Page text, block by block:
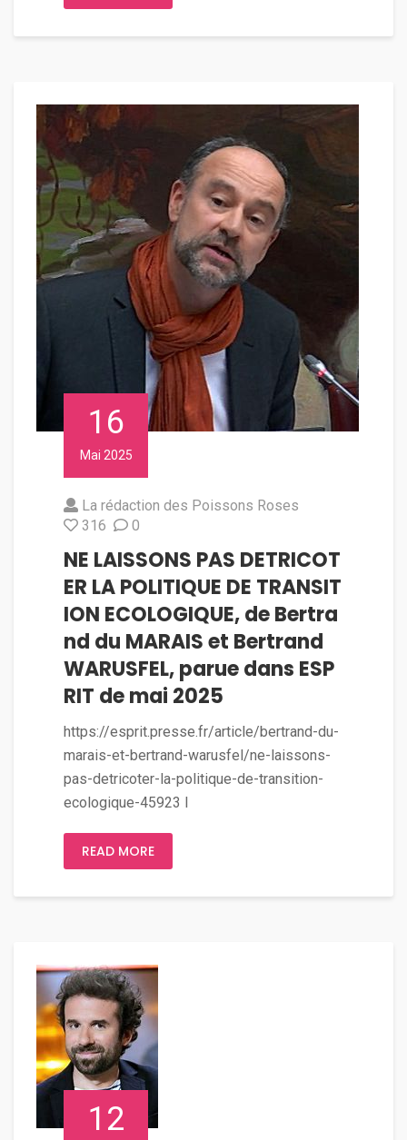
16
Mai 2025
La rédaction des Poissons Roses
316
0
NE LAISSONS PAS DETRICOT
ER LA POLITIQUE DE TRANSIT
ION ECOLOGIQUE, de Bertra
nd du MARAIS et Bertrand
WARUSFEL, parue dans ESP
RIT de mai 2025
https://esprit.presse.fr/article/bertrand-du-
marais-et-bertrand-warusfel/ne-laissons-
pas-detricoter-la-politique-de-transition-
ecologique-45923 l
READ MORE
12